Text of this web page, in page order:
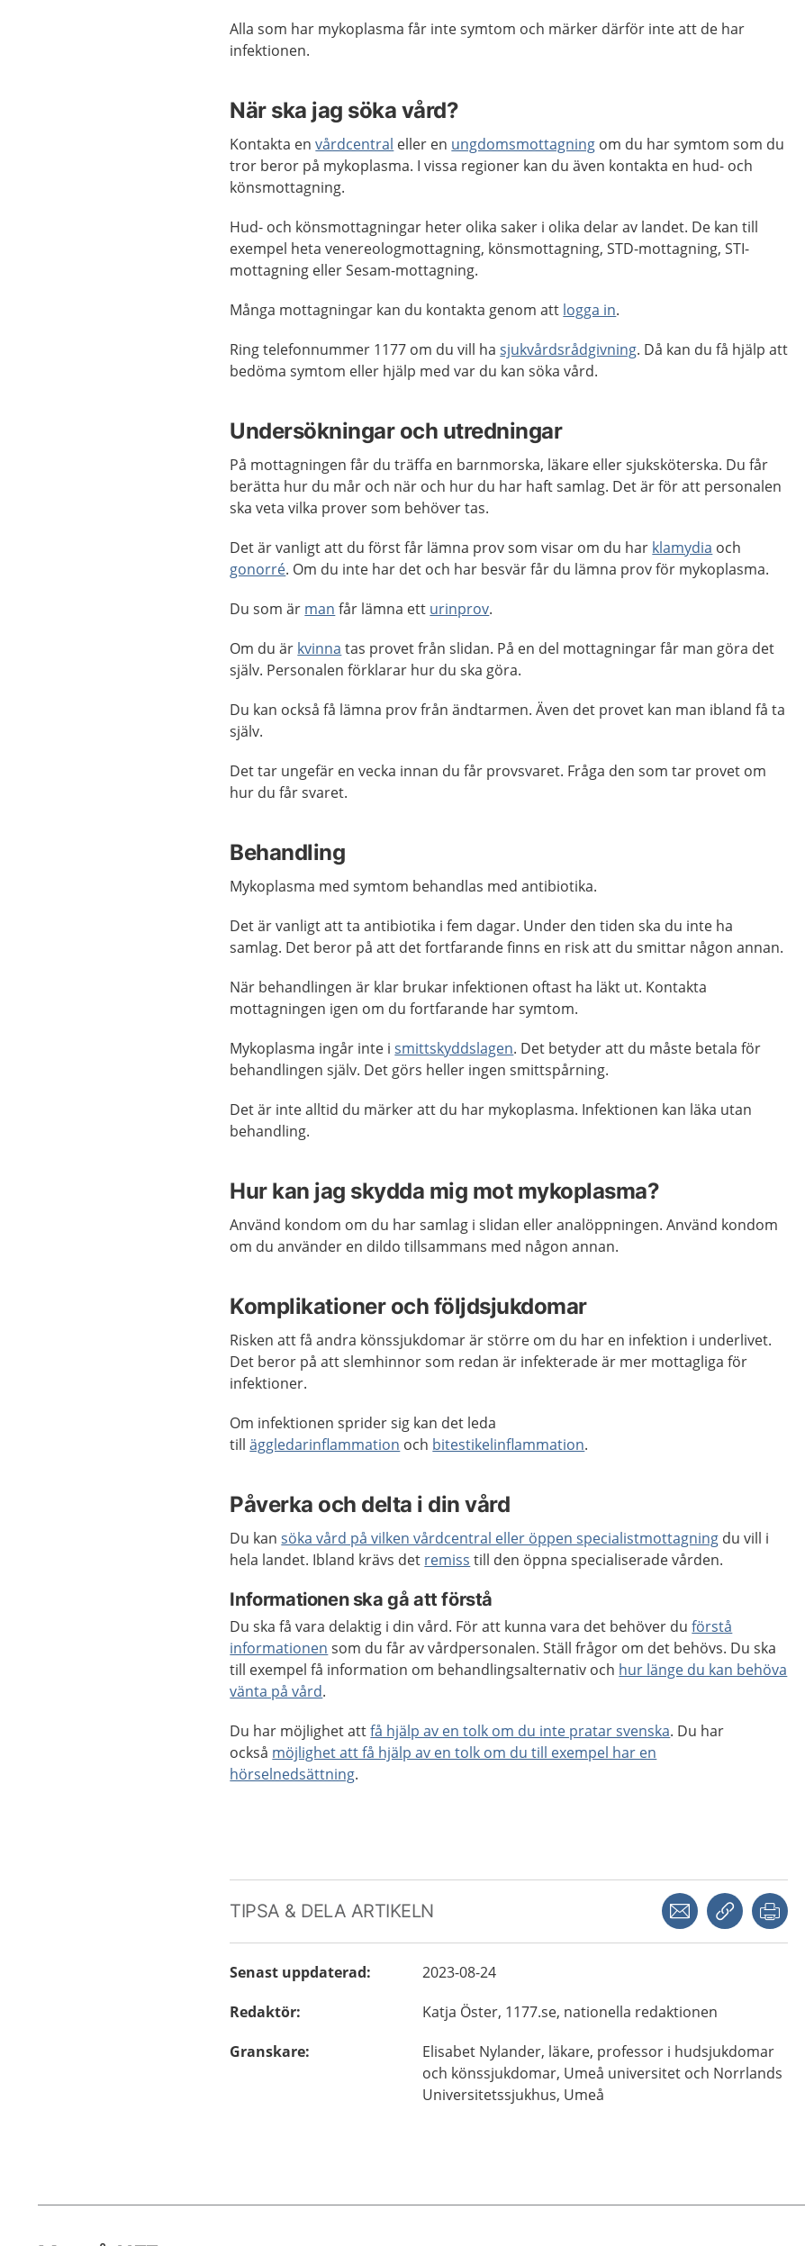
Alla som har mykoplasma får inte symtom och märker därför inte att de har
infektionen.
När ska jag söka vård?
Kontakta envårdcentral eller en ungdomsmottagning om du har symtom som du
tror beror på mykoplasma. I vissa regioner kan du även kontakta en hud- och
könsmottagning.
Hud- och könsmottagningar heter olika saker i olika delar av landet. De kan till
exempel heta venereologmottagning, könsmottagning, STD-mottagning, STI-
mottagning eller Sesam-mottagning.
Många mottagningar kan du kontakta genom att logga in.
Ring telefonnummer 1177 om du vill hasjukvårdsrådgivning. Då kan du få hjälp att
bedöma symtom eller hjälp med var du kan söka vård.
Undersökningar och utredningar
På mottagningen får du träffa en barnmorska, läkare eller sjuksköterska. Du får
berätta hur du mår och när och hur du har haft samlag. Det är för att personalen
ska veta vilka prover som behöver tas.
Det är vanligt att du först får lämna prov som visar om du har klamydia och
gonorré. Om du inte har det och har besvär får du lämna prov för mykoplasma.
Du som är man får lämna ett urinprov.
Om du är kvinna tas provet från slidan. På en del mottagningar får man göra det
själv. Personalen förklarar hur du ska göra.
Du kan också få lämna prov från ändtarmen. Även det provet kan man ibland få ta
själv.
Det tar ungefär en vecka innan du får provsvaret. Fråga den som tar provet om
hur du får svaret.
Behandling
Mykoplasma med symtom behandlas med antibiotika.
Det är vanligt att ta antibiotika i fem dagar. Under den tiden ska du inte ha
samlag. Det beror på att det fortfarande finns en risk att du smittar någon annan.
När behandlingen är klar brukar infektionen oftast ha läkt ut. Kontakta
mottagningen igen om du fortfarande har symtom.
Mykoplasma ingår inte ismittskyddslagen. Det betyder att du måste betala för
behandlingen själv. Det görs heller ingen smittspårning.
Det är inte alltid du märker att du har mykoplasma. Infektionen kan läka utan
behandling.
Hur kan jag skydda mig mot mykoplasma?
Använd kondom om du har samlag i slidan eller analöppningen. Använd kondom
om du använder en dildo tillsammans med någon annan.
Komplikationer och följdsjukdomar
Risken att få andra könssjukdomar är större om du har en infektion i underlivet.
Det beror på att slemhinnor som redan är infekterade är mer mottagliga för
infektioner.
Om infektionen sprider sig kan det leda
tilläggledarinflammation och bitestikelinflammation.
Påverka och delta i din vård
Du kansöka vård på vilken vårdcentral eller öppen specialistmottagning du vill i
hela landet. Ibland krävs det remiss till den öppna specialiserade vården.
Informationen ska gå att förstå
Du ska få vara delaktig i din vård. För att kunna vara det behöver duförstå
informationen som du får av vårdpersonalen. Ställ frågor om det behövs. Du ska
till exempel få information om behandlingsalternativ och hur länge du kan behöva
vänta på vård.
Du har möjlighet attfå hjälp av en tolk om du inte pratar svenska. Du har
också möjlighet att få hjälp av en tolk om du till exempel har en
hörselnedsättning.
TIPSA & DELA ARTIKELN Dela via mejlKopiera länk
Senast uppdaterad:
2023-08-24
Redaktör: Katja Öster, 1177.se, nationella redaktionen
Granskare: Elisabet Nylander, läkare, professor i hudsjukdomar
och könssjukdomar, Umeå universitet och Norrlands
Universitetssjukhus, Umeå